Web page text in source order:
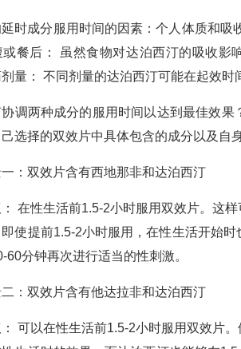
时成分服用时间的因素：个人体质和
或餐后： 虽然食物对达泊西汀的吸收影
量： 不同剂量的达泊西汀可能在起效时
调两种成分的服用时间以达到最佳效
选择的双效片中具体包含的成分以及自
：双效片含有西地那非和达泊西汀
在性生活前1.5-2小时服用双效片。这
使提前1.5-2小时服用，在性生活开始
60分钟再次进行适当的性刺激。
：双效片含有他达拉非和达泊西汀
可以在性生活前1.5-2小时服用双效片